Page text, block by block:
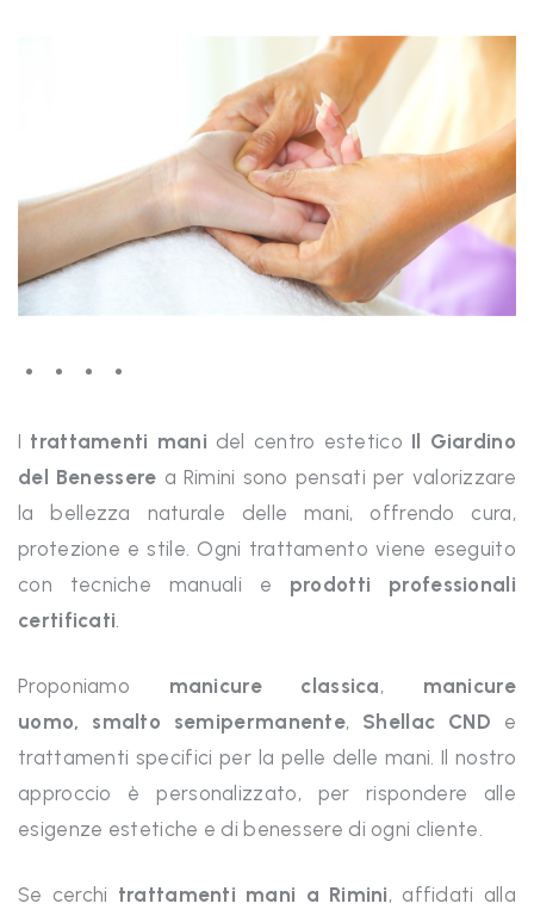
I trattamenti mani del centro estetico Il Giardino
del Benessere a Rimini sono pensati per valorizzare
la bellezza naturale delle mani, offrendo cura,
protezione e stile. Ogni trattamento viene eseguito
con tecniche manuali e prodotti professionali
certificati
Proponiamo manicure classica, manicure
uomo,
smalto semipermanente, Shellac CND e
trattamenti specifici per la pelle delle mani. Il nostro
approccio è personalizzato, per rispondere alle
esigenze estetiche e di benessere di ogni cliente.
Se cerchi trattamenti mani a Rimini, affidati alla